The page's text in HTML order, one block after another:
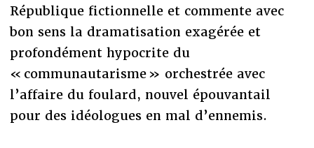
République fictionnelle et commente avec
bon sens la dramatisation exagérée et
profondément hypocrite du
« communautarisme » orchestrée avec
l’affaire du foulard, nouvel épouvantail
pour des idéologues en mal d’ennemis.